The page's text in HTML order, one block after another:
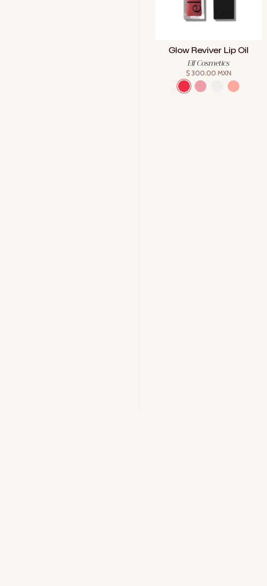
Glow Reviver Lip Oil
Elf Cosmetics
$ 300.00 MXN